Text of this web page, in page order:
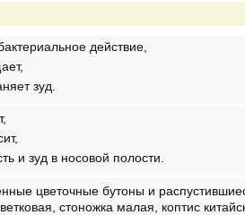
действие,
зуд.
и зуд в носовой полости.
цветочные бутоны и
стоножка малая, коптис